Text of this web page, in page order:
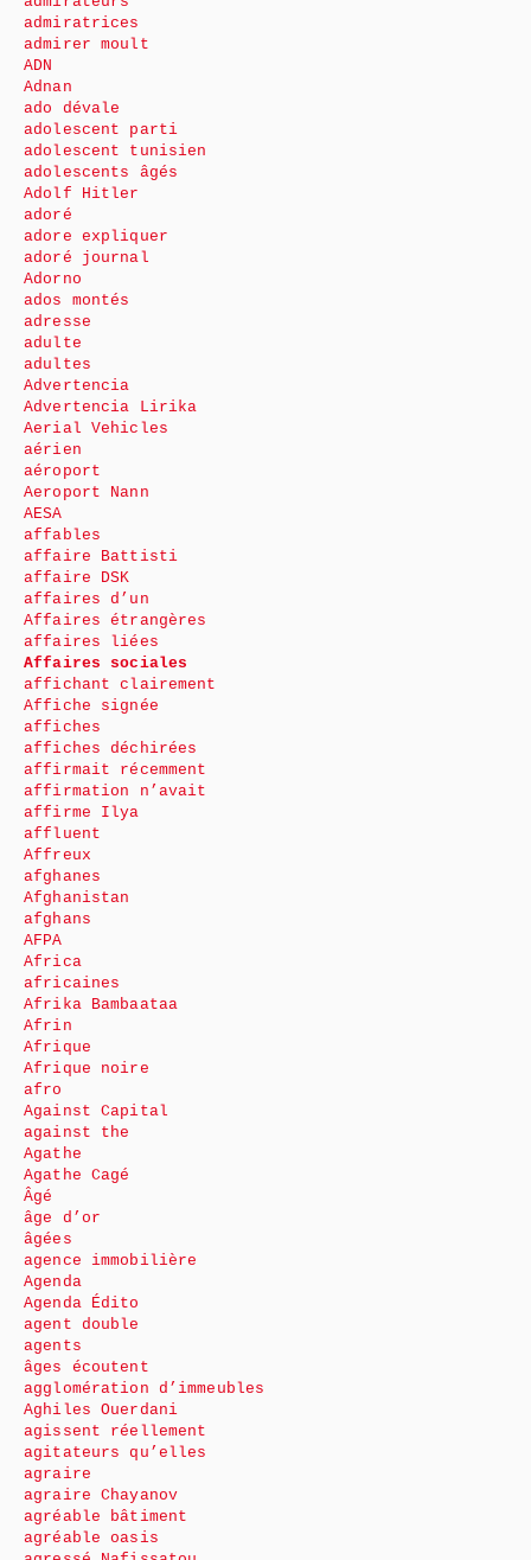
admiratrices
admirer moult
ADN
Adnan
ado dévale
adolescent parti
adolescent tunisien
adolescents âgés
Adolf Hitler
adoré
adore expliquer
adoré journal
Adorno
ados montés
adresse
adulte
adultes
Advertencia
Advertencia Lirika
Aerial Vehicles
aérien
aéroport
Aeroport Nann
AESA
affables
affaire Battisti
affaire DSK
affaires d’un
Affaires étrangères
affaires liées
Affaires sociales
affichant clairement
Affiche signée
affiches
affiches déchirées
affirmait récemment
affirmation n’avait
affirme Ilya
affluent
Affreux
afghanes
Afghanistan
afghans
AFPA
Africa
africaines
Afrika Bambaataa
Afrin
Afrique
Afrique noire
afro
Against Capital
against the
Agathe
Agathe Cagé
Âgé
âge d’or
âgées
agence immobilière
Agenda
Agenda Édito
agent double
agents
âges écoutent
agglomération d’immeubles
Aghiles Ouerdani
agissent réellement
agitateurs qu’elles
agraire
agraire Chayanov
agréable bâtiment
agréable oasis